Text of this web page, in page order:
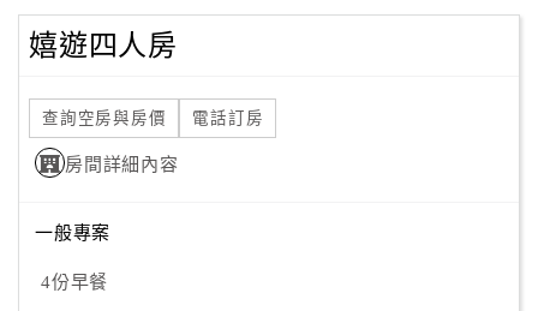
嬉遊四人房
查詢空房與房價 電話訂房
房間詳細內容
一般專案
4份早餐